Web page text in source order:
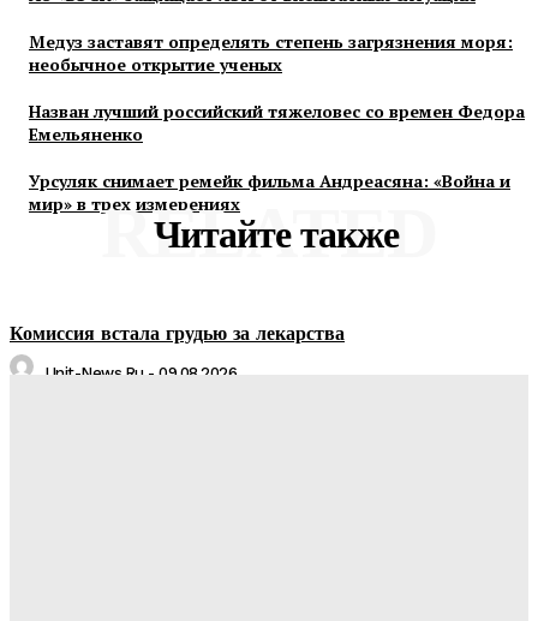
Медуз заставят определять степень загрязнения моря:
необычное открытие ученых
Назван лучший российский тяжеловес со времен Федора
Емельяненко
Урсуляк снимает ремейк фильма Андреасяна: «Война и
мир» в трех измерениях
Читайте также
RELATED
Комиссия встала грудью за лекарства
Unit-News.ru - 09.08.2026